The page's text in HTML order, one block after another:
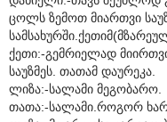
ცოლს ზემოთ მიართვი
ქეთი:-გემრიელად
საუზმეს. თათამ დაურეკა.
ლიზა:-სალამი მეგობარო.
თათა:-სალამი.როგორ